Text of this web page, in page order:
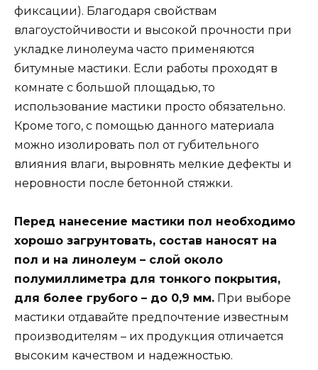
фиксации). Благодаря свойствам
влагоустойчивости и высокой прочности при
укладке линолеума часто применяются
битумные мастики. Если работы проходят в
комнате с большой площадью, то
использование мастики просто обязательно.
Кроме того, с помощью данного материала
можно изолировать пол от губительного
влияния влаги, выровнять мелкие дефекты и
неровности после бетонной стяжки.
Перед нанесение мастики пол необходимо
хорошо загрунтовать, состав наносят на
пол и на линолеум – слой около
полумиллиметра для тонкого покрытия,
для более грубого – до 0,9 мм. При выборе
мастики отдавайте предпочтение известным
производителям – их продукция отличается
высоким качеством и надежностью.